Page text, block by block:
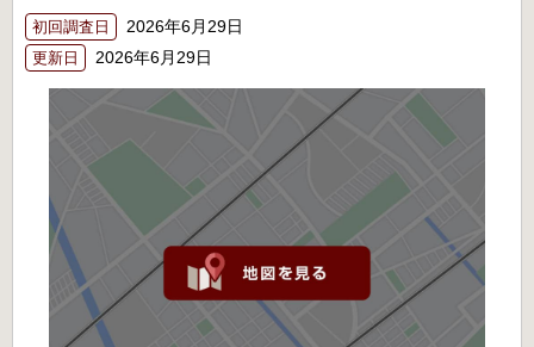
初回調査日 2026年6月29日
更新日 2026年6月29日